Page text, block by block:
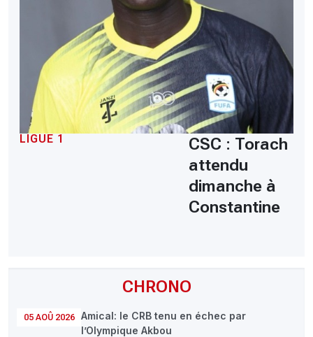
CHRONO
05 AOÛ 2026
Amical: le CRB tenu en échec par
l’Olympique Akbou
LIGUE 1
CSC : Torach
attendu
dimanche à
Constantine